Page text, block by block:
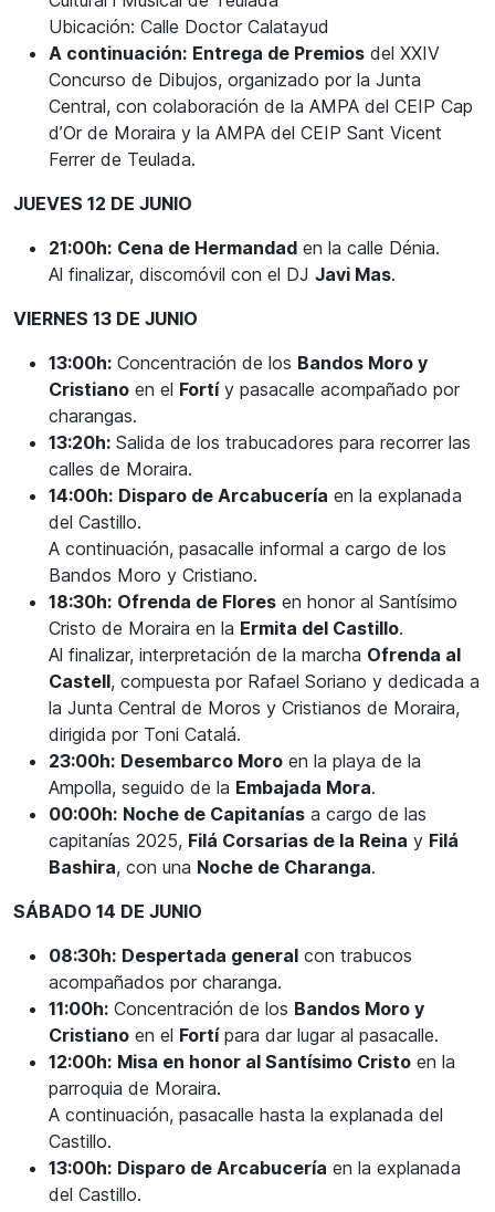
Ubicación: Calle Doctor Calatayud
A continuación: Entrega de Premios del XXIV
Concurso de Dibujos, organizado por la Junta
Central, con colaboración de la AMPA del CEIP Cap
d’Or de Moraira y la AMPA del CEIP Sant Vicent
Ferrer de Teulada.
JUEVES 12 DE JUNIO
21:00h: Cena de Hermandad en la calle Dénia.
Al finalizar, discomóvil con el DJ Javi Mas.
VIERNES 13 DE JUNIO
13:00h: Concentración de los Bandos Moro y
Cristiano en el Fortíy pasacalle acompañado por
charangas.
13:20h: Salida de los trabucadores para recorrer las
calles de Moraira.
14:00h: Disparo de Arcabucería en la explanada
del Castillo.
A continuación, pasacalle informal a cargo de los
Bandos Moro y Cristiano.
18:30h: Ofrenda de Flores en honor al Santísimo
Cristo de Moraira en la Ermita del Castillo.
Al finalizar, interpretación de la marcha Ofrenda al
Castell, compuesta por Rafael Soriano y dedicada a
la Junta Central de Moros y Cristianos de Moraira,
dirigida por Toni Catalá.
23:00h: Desembarco Moro en la playa de la
Ampolla, seguido de la Embajada Mora.
00:00h: Noche de Capitanías a cargo de las
capitanías 2025, Filá Corsarias de la Reina y Filá
Bashira, con una Noche de Charanga.
SÁBADO 14 DE JUNIO
08:30h: Despertada general con trabucos
acompañados por charanga.
11:00h: Concentración de los Bandos Moro y
Cristiano en el Fortípara dar lugar al pasacalle.
12:00h: Misa en honor al Santísimo Cristo en la
parroquia de Moraira.
A continuación, pasacalle hasta la explanada del
Castillo.
13:00h: Disparo de Arcabucería en la explanada
del Castillo.